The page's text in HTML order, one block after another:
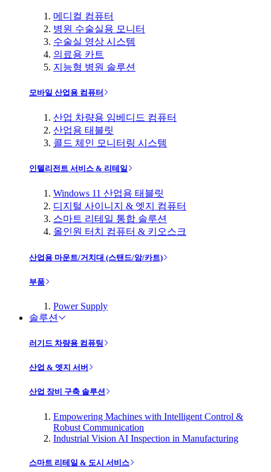
메디컬 컴퓨터
병원 수술실용 모니터
수술실 영상 시스템
의료용 카트
지능형 병원 솔루션
모바일 산업용 컴퓨터
산업 차량용 임베디드 컴퓨터
산업용 태블릿
콜드 체인 모니터링 시스템
인텔리전트 서비스 & 리테일
Windows 11 산업용 태블릿
디지털 사이니지 & 엣지 컴퓨터
스마트 리테일 통합 솔루션
올인원 터치 컴퓨터 & 키오스크
산업용 마운트/거치대 (스탠드/암/카트)
부품
Power Supply
솔루션
러기드 차량용 컴퓨팅
산업 & 엣지 서버
산업 장비 구축 솔루션
Empowering Machines with Intelligent Control &
Robust Communication
Industrial Vision AI Inspection in Manufacturing
스마트 리테일 & 도시 서비스